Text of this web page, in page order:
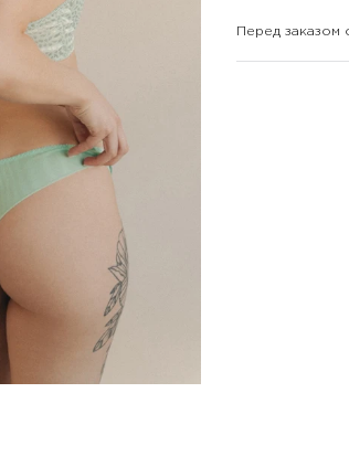
Перед заказом